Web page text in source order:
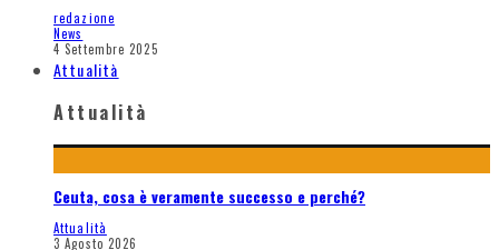
redazione
News
4 Settembre 2025
Attualità
Attualità
Ceuta, cosa è veramente successo e perché?
Attualità
3 Agosto 2026